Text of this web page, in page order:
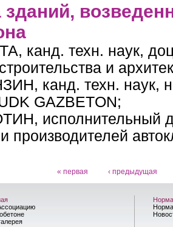
зданий,
канд. техн. наук,
и
канд. техн. наук,
GAZBETON;
исполнительный
производителей
возведенных из автоклавного газобетона
« первая ‹ предыдущая